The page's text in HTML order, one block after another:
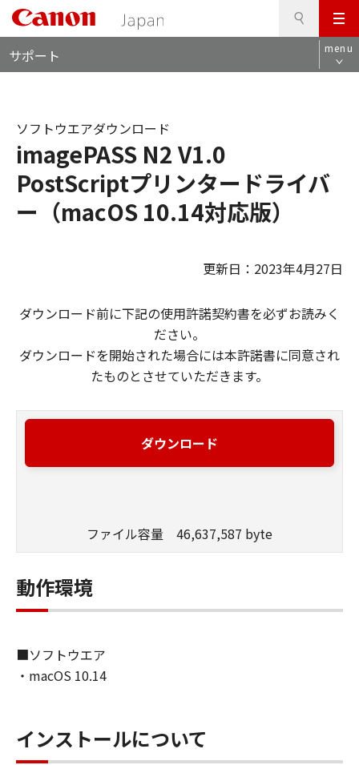
メ
ニ
ュ
サポート menu
imagePASS N2 V1.0
PostScriptプリンタードライバ
ー（macOS 10.14対応版）
ソフトウエアダウンロード
更新日：2023年4月27日
ダウンロード前に下記の使用許諾契約書を必ずお読みく
ださい。
ダウンロードを開始された場合には本許諾書に同意され
たものとさせていただきます。
ダウンロード
ファイル容量 46,637,587 byte
動作環境
■ソフトウエア
・macOS 10.14
インストールについて